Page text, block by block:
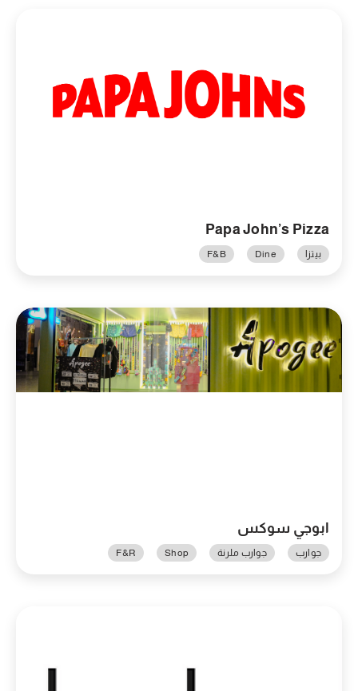
Papa John’s Pizza
بيتزا Dine
F&B
ابوجي سوكس
جوارب جوارب ملرنة Shop
F&R